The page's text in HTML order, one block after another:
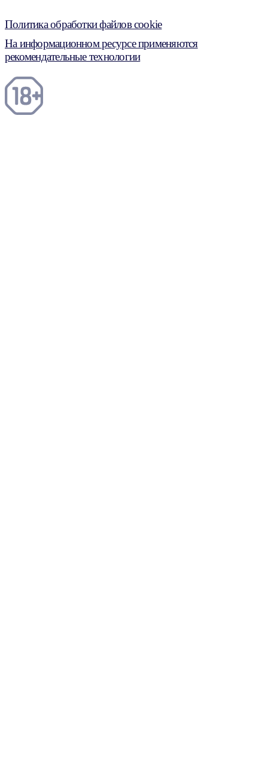
Политика обработки файлов cookie
На информационном ресурсе применяются
рекомендательные технологии